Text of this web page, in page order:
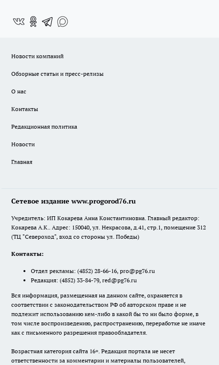
Новости компаний
Обзорные статьи и пресс-релизы
О нас
Контакты
Редакционная политика
Новости
Главная
Сетевое издание www.progorod76.ru
Учредитель: ИП Кокарева Анна Константиновна. Главный редактор:
Кокарева А.К.. Адрес: 150040, ул. Некрасова, д.41, стр.1, помещение 312
(ТЦ "Североход", вход со стороны ул. Победы)
Контакты:
Отдел рекламы: (4852) 28-66-16, pro@pg76.ru
Редакция: (4852) 33-84-79, red@pg76.ru
Вся информация, размещенная на данном сайте, охраняется в
соответствии с законодательством РФ об авторском праве и не
подлежит использованию кем-либо в какой бы то ни было форме, в
том числе воспроизведению, распространению, переработке не иначе
как с письменного разрешения правообладателя.
Возрастная категория сайта 16+. Редакция портала не несет
ответственности за комментарии и материалы пользователей,